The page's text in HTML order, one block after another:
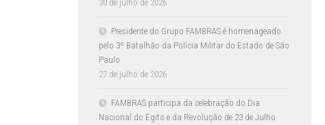
30 de julho de 2026
Presidente do Grupo FAMBRAS é homenageado
pelo 3º Batalhão da Polícia Militar do Estado de São
Paulo
27 de julho de 2026
FAMBRAS participa da celebração do Dia
Nacional do Egito e da Revolução de 23 de Julho